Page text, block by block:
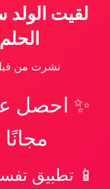
لقيت الولد
نشرت من
✨ احصل